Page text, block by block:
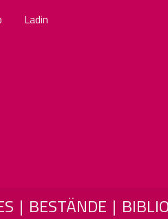
Ladin
BESTÄNDE